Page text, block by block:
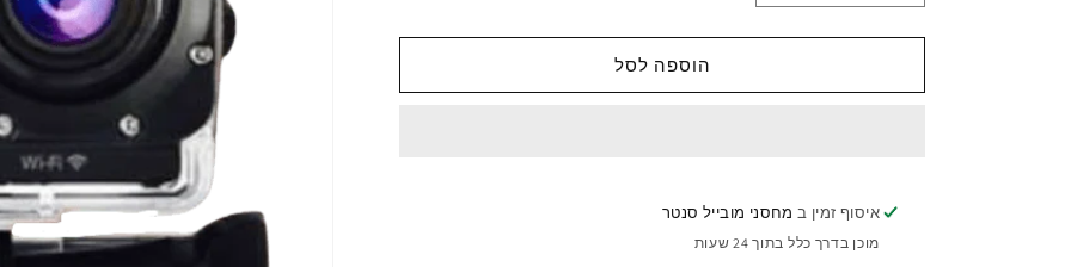
הוספה לסל
איסוף זמין ב מחסני מובייל סנטר
מוכן בדרך כלל בתוך 24 שעות